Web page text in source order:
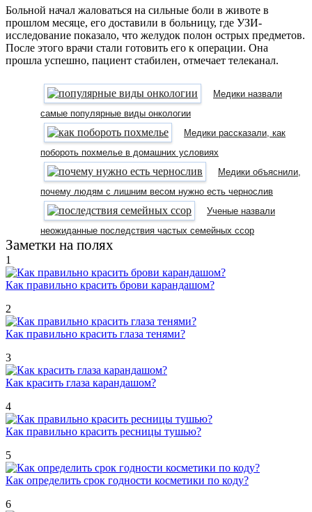
Больной начал жаловаться на сильные боли в животе в
прошлом месяце, его доставили в больницу, где УЗИ-
исследование показало, что желудок полон острых предметов.
После этого врачи стали готовить его к операции. Она
прошла успешно, пациент стабилен, отмечает телеканал.
Медики назвали
самые популярные виды онкологии
Медики рассказали, как
побороть похмелье в домашних условиях
Медики объяснили,
почему людям с лишним весом нужно есть чернослив
Ученые назвали
неожиданные последствия частых семейных ссор
Заметки на полях
1
Как правильно красить брови карандашом?
2
Как правильно красить глаза тенями?
3
Как красить глаза карандашом?
4
Как правильно красить ресницы тушью?
5
Как определить срок годности косметики по коду?
6